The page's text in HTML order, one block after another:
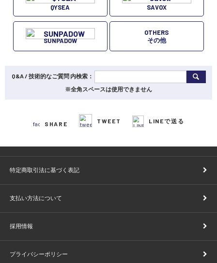
QYSEA SAVOX
SUNPADOW
OTHERS
その他
Q&A / 技術的なご質問 内検索：
※全角スペースは使用できません
SHARE TWEET LINEで送る
特定商取引法に基づく表記
支払い方法について
採用情報
プライバシーポリシー